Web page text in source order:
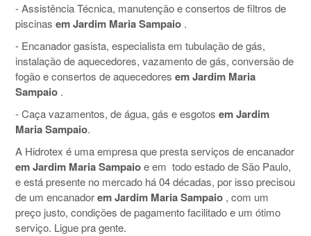
- Assistência Técnica, manutenção e consertos de filtros de
piscinas em Jardim Maria Sampaio .
- Encanador gasista, especialista em tubulação de gás,
instalação de aquecedores, vazamento de gás, conversão de
fogão e consertos de aquecedores em Jardim Maria
Sampaio .
- Caça vazamentos, de água, gás e esgotos em Jardim
Maria Sampaio.
A Hidrotex é uma empresa que presta serviços de encanador
em Jardim Maria Sampaioe em todo estado de São Paulo,
e está presente no mercado há 04 décadas, por isso precisou
de um encanadorem Jardim Maria Sampaio , com um
preço justo, condições de pagamento facilitado e um ótimo
serviço. Ligue pra gente.